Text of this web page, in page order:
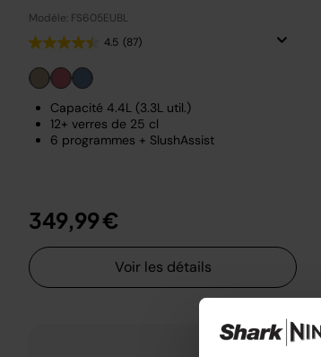
Modèle: FS605EUBL
4.5 (87)
Capacité 4.4L (3.3L util.)
12+ verres de 25 cl
6 programmes + SlushAssist
349,99 €
Voir les détails